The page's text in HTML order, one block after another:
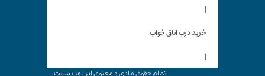
|
خرید درب اتاق خواب
|
تمام حقوق مادی و معنوی این وب سایت